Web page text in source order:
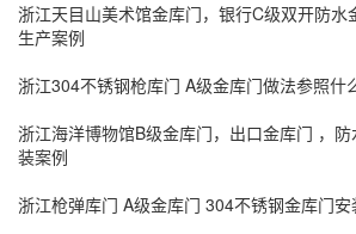
浙江天目山美术馆金库门，银行C级双开防水
生产案例
浙江304不锈钢枪库门 A级金库门做法参照什
浙江海洋博物馆B级金库门，出口金库门 ，
装案例
浙江枪弹库门 A级金库门 304不锈钢金库门安